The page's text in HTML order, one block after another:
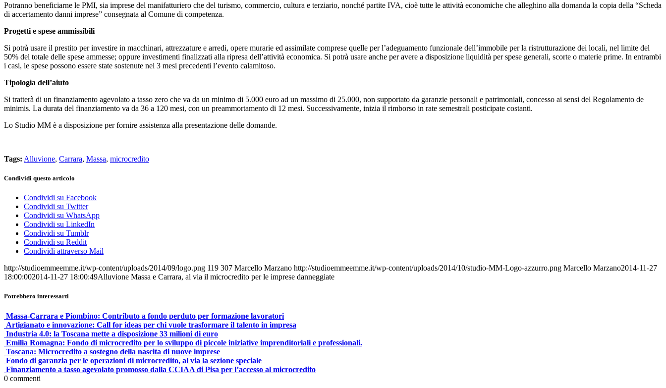
Potranno beneficiarne le PMI, sia imprese del manifatturiero che del turismo, commercio, cultura e terziario, nonché partite IVA, cioè tutte le attività economiche che alleghino alla domanda la copia della “Scheda
di accertamento danni imprese” consegnata al Comune di competenza.
Progetti e spese ammissibili
Si potrà usare il prestito per investire in macchinari, attrezzature e arredi, opere murarie ed assimilate comprese quelle per l’adeguamento funzionale dell’immobile per la ristrutturazione dei locali, nel limite del
50% del totale delle spese ammesse; oppure investimenti finalizzati alla ripresa dell’attività economica. Si potrà usare anche per avere a disposizione liquidità per spese generali, scorte o materie prime. In entrambi
i casi, le spese possono essere state sostenute nei 3 mesi precedenti l’evento calamitoso.
Tipologia dell’aiuto
Si tratterà di un finanziamento agevolato a tasso zero che va da un minimo di 5.000 euro ad un massimo di 25.000, non supportato da garanzie personali e patrimoniali, concesso ai sensi del Regolamento de
minimis. La durata del finanziamento va da 36 a 120 mesi, con un preammortamento di 12 mesi. Successivamente, inizia il rimborso in rate semestrali posticipate costanti.
Lo Studio MM è a disposizione per fornire assistenza alla presentazione delle domande.
Tags: Alluvione, Carrara, Massa, microcredito
Condividi questo articolo
Condividi su Facebook
Condividi su Twitter
Condividi su WhatsApp
Condividi su LinkedIn
Condividi su Tumblr
Condividi su Reddit
Condividi attraverso Mail
http://studioemmeemme.it/wp-content/uploads/2014/09/logo.png 119 307 Marcello Marzano http://studioemmeemme.it/wp-content/uploads/2014/10/studio-MM-Logo-azzurro.png Marcello Marzano2014-11-27
18:00:002014-11-27 18:00:49Alluvione Massa e Carrara, al via il microcredito per le imprese danneggiate
Potrebbero interessarti
Massa-Carrara e Piombino: Contributo a fondo perduto per formazione lavoratori
Artigianato e innovazione: Call for ideas per chi vuole trasformare il talento in impresa
Industria 4.0: la Toscana mette a disposizione 33 milioni di euro
Emilia Romagna: Fondo di microcredito per lo sviluppo di piccole iniziative imprenditoriali e professionali.
Toscana: Microcredito a sostegno della nascita di nuove imprese
Fondo di garanzia per le operazioni di microcredito, al via la sezione speciale
Finanziamento a tasso agevolato promosso dalla CCIAA di Pisa per l’accesso al microcredito
0 commenti